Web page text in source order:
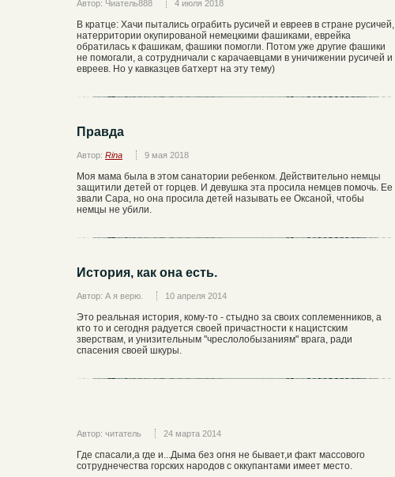
Автор: Чиатель888 4 июля 2018
В кратце: Хачи пытались ограбить русичей и евреев в стране русичей,
натерритории окупированой немецкими фашиками, еврейка
обратилась к фашикам, фашики помогли. Потом уже другие фашики
не помогали, а сотрудничали с карачаевцами в уничижении русичей и
евреев. Но у кавказцев батхерт на эту тему)
Правда
Автор: Rina 9 мая 2018
Моя мама была в этом санатории ребенком. Действительно немцы
защитили детей от горцев. И девушка эта просила немцев помочь. Ее
звали Сара, но она просила детей называть ее Оксаной, чтобы
немцы не убили.
История, как она есть.
Автор: А я верю. 10 апреля 2014
Это реальная история, кому-то - стыдно за своих соплеменников, а
кто то и сегодня радуется своей причастности к нацистским
зверствам, и унизительным "чреслолобызаниям" врага, ради
спасения своей шкуры.
Автор: читатель 24 марта 2014
Где спасали,а где и...Дыма без огня не бывает,и факт массового
сотруднечества горских народов с оккупантами имеет место.